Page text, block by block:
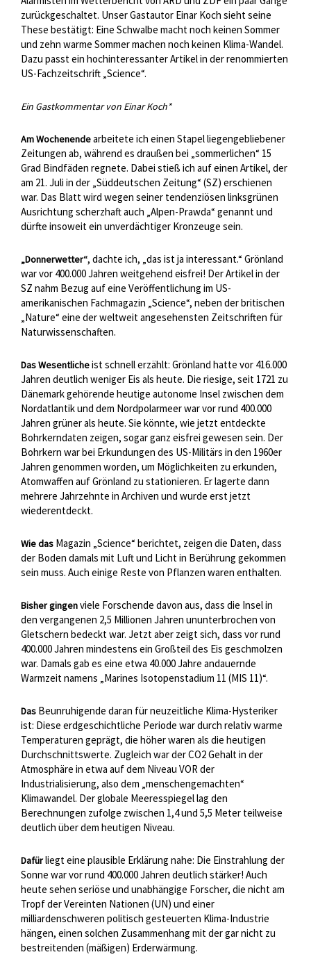
zurückgeschaltet. Unser Gastautor Einar Koch sieht seine
These bestätigt: Eine Schwalbe macht noch keinen Sommer
und zehn warme Sommer machen noch keinen Klima-Wandel.
Dazu passt ein hochinteressanter Artikel in der renommierten
US-Fachzeitschrift „Science“.
Ein Gastkommentar von Einar Koch*
Am Wochenendearbeitete ich einen Stapel liegengebliebener
Zeitungen ab, während es draußen bei „sommerlichen“ 15
Grad Bindfäden regnete. Dabei stieß ich auf einen Artikel, der
am 21. Juli in der „Süddeutschen Zeitung“ (SZ) erschienen
war. Das Blatt wird wegen seiner tendenziösen linksgrünen
Ausrichtung scherzhaft auch „Alpen-Prawda“ genannt und
dürfte insoweit ein unverdächtiger Kronzeuge sein.
„Donnerwetter“, dachte ich, „das ist ja interessant.“ Grönland
war vor 400.000 Jahren weitgehend eisfrei! Der Artikel in der
SZ nahm Bezug auf eine Veröffentlichung im US-
amerikanischen Fachmagazin „Science“, neben der britischen
„Nature“ eine der weltweit angesehensten Zeitschriften für
Naturwissenschaften.
Das Wesentlicheist schnell erzählt: Grönland hatte vor 416.000
Jahren deutlich weniger Eis als heute. Die riesige, seit 1721 zu
Dänemark gehörende heutige autonome Insel zwischen dem
Nordatlantik und dem Nordpolarmeer war vor rund 400.000
Jahren grüner als heute. Sie könnte, wie jetzt entdeckte
Bohrkerndaten zeigen, sogar ganz eisfrei gewesen sein. Der
Bohrkern war bei Erkundungen des US-Militärs in den 1960er
Jahren genommen worden, um Möglichkeiten zu erkunden,
Atomwaffen auf Grönland zu stationieren. Er lagerte dann
mehrere Jahrzehnte in Archiven und wurde erst jetzt
wiederentdeckt.
Wie das Magazin „Science“ berichtet, zeigen die Daten, dass
der Boden damals mit Luft und Licht in Berührung gekommen
sein muss. Auch einige Reste von Pflanzen waren enthalten.
Bisher gingenviele Forschende davon aus, dass die Insel in
den vergangenen 2,5 Millionen Jahren ununterbrochen von
Gletschern bedeckt war. Jetzt aber zeigt sich, dass vor rund
400.000 Jahren mindestens ein Großteil des Eis geschmolzen
war. Damals gab es eine etwa 40.000 Jahre andauernde
Warmzeit namens „Marines Isotopenstadium 11 (MIS 11)“.
Das Beunruhigende daran für neuzeitliche Klima-Hysteriker
ist: Diese erdgeschichtliche Periode war durch relativ warme
Temperaturen geprägt, die höher waren als die heutigen
Durchschnittswerte. Zugleich war der CO2 Gehalt in der
Atmosphäre in etwa auf dem Niveau VOR der
Industrialisierung, also dem „menschengemachten“
Klimawandel. Der globale Meeresspiegel lag den
Berechnungen zufolge zwischen 1,4 und 5,5 Meter teilweise
deutlich über dem heutigen Niveau.
Dafürliegt eine plausible Erklärung nahe: Die Einstrahlung der
Sonne war vor rund 400.000 Jahren deutlich stärker! Auch
heute sehen seriöse und unabhängige Forscher, die nicht am
Tropf der Vereinten Nationen (UN) und einer
milliardenschweren politisch gesteuerten Klima-Industrie
hängen, einen solchen Zusammenhang mit der gar nicht zu
bestreitenden (mäßigen) Erderwärmung.